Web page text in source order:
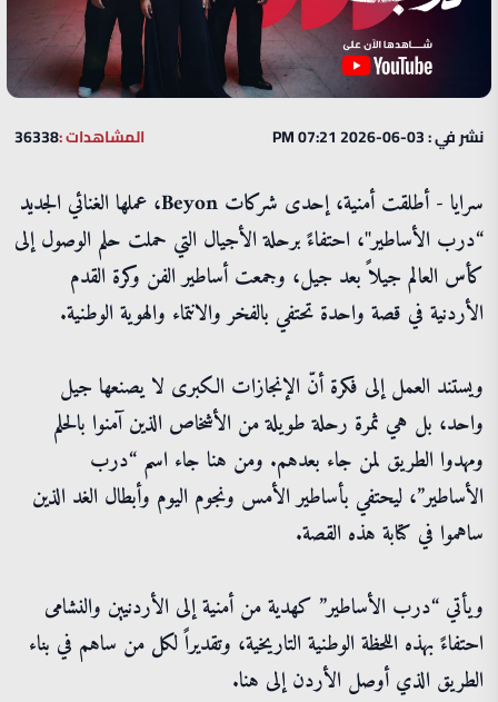
نشر في : 03-06-2026 07:21 PM المشاهدات :36338
سرايا - أطلقت أمنية، إحدى شركات Beyon، عملها الغنائي الجديد
“درب الأساطير"، احتفاءً برحلة الأجيال التي حملت حلم الوصول إلى
كأس العالم جيلاً بعد جيل، وجمعت أساطير الفن وكرة القدم
الأردنية في قصة واحدة تحتفي بالفخر والانتماء والهوية الوطنية.
ويستند العمل إلى فكرة أنّ الإنجازات الكبرى لا يصنعها جيل
واحد، بل هي ثمرة رحلة طويلة من الأشخاص الذين آمنوا بالحلم
ومهدوا الطريق لمن جاء بعدهم. ومن هنا جاء اسم “درب
الأساطير”، ليحتفي بأساطير الأمس ونجوم اليوم وأبطال الغد الذين
ساهموا في كتابة هذه القصة.
ويأتي “درب الأساطير” كهدية من أمنية إلى الأردنيين والنشامى
احتفاءً بهذه اللحظة الوطنية التاريخية، وتقديراً لكل من ساهم في بناء
الطريق الذي أوصل الأردن إلى هنا.